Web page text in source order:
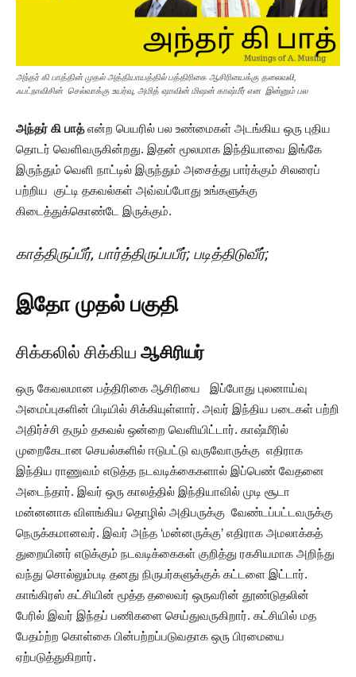
அந்தர் கி பாத்தின் முதல் அத்தியாயத்தில் பத்திரிகை ஆசிரியைக்கு தலைவலி,
ஃபட்நாவிசின் செல்வாக்கு உயர்வு, அமித் ஷாவின் மிஷன் காஷ்மீர் என இன்னும் பல
அந்தர் கி பாத்என்ற பெயரில் பல உண்மைகள் அடங்கிய ஒரு புதிய
தொடர் வெளிவருகின்றது. இதன் மூலமாக இந்தியாவை இங்கே
இருந்தும் வெளி நாட்டில் இருந்தும் அசைத்து பார்க்கும் சிலரைப்
பற்றிய குட்டி தகவல்கள் அவ்வப்போது உங்களுக்கு
கிடைத்துக்கொண்டே இருக்கும்.
காத்திருப்பீர், பார்த்திருப்பபீர்; படித்திடுவீர்;
இதோ முதல் பகுதி
சிக்கலில் சிக்கிய ஆசிரியர்
ஒரு கேவலமான பத்திரிகை ஆசிரியை இப்போது புலனாய்வு
அமைப்புகளின் பிடியில் சிக்கியுள்ளார். அவர் இந்திய படைகள் பற்றி
அதிர்ச்சி தரும் தகவல் ஒன்றை வெளியிட்டார். காஷ்மீரில்
முறைகேடான செயல்களில் ஈடுபட்டு வருவோருக்கு எதிராக
இந்திய ராணுவம் எடுத்த நடவடிக்கைகளால் இப்பெண் வேதனை
அடைந்தார். இவர் ஒரு காலத்தில் இந்தியாவில் முடி சூடா
மன்னனாக விளங்கிய தொழில் அதிபருக்கு வேண்டப்பட்டவருக்கு
நெருக்கமானவர். இவர் அந்த ‘மன்னருக்கு’ எதிராக அமலாக்கத்
துறையினர் எடுக்கும் நடவடிக்கைகள் குறித்து ரகசியமாக அறிந்து
வந்து சொல்லும்படி தனது நிருபர்களுக்குக் கட்டளை இட்டார்.
காங்கிரஸ் கட்சியின் மூத்த தலைவர் ஒருவரின் தூண்டுதலின்
பேரில் இவர் இந்தப் பணிகளை செய்துவருகிறார். கட்சியில் மத
பேதம்ற்ற கொள்கை பின்பற்றப்படுவதாக ஒரு பிரமையை
ஏற்படுத்துகிறார்.